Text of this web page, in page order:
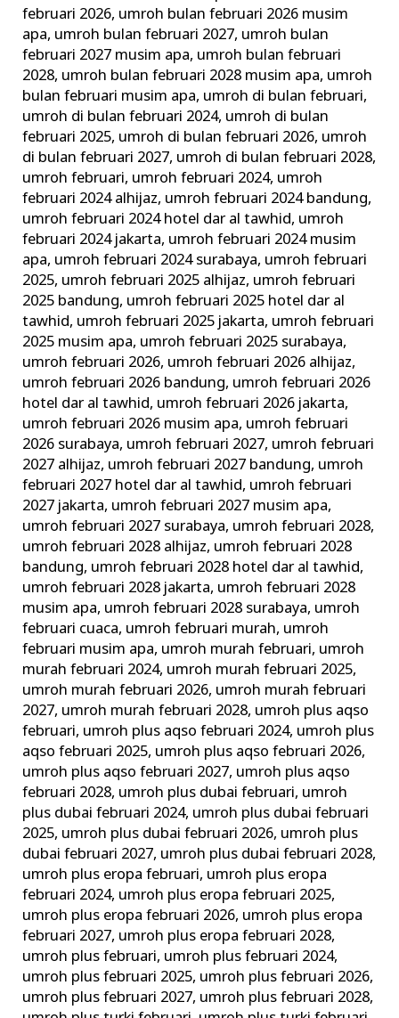
februari 2026, umroh bulan februari 2026 musim
apa, umroh bulan februari 2027, umroh bulan
februari 2027 musim apa, umroh bulan februari
2028, umroh bulan februari 2028 musim apa, umroh
bulan februari musim apa, umroh di bulan februari,
umroh di bulan februari 2024, umroh di bulan
februari 2025, umroh di bulan februari 2026, umroh
di bulan februari 2027, umroh di bulan februari 2028,
umroh februari, umroh februari 2024, umroh
februari 2024 alhijaz, umroh februari 2024 bandung,
umroh februari 2024 hotel dar al tawhid, umroh
februari 2024 jakarta, umroh februari 2024 musim
apa, umroh februari 2024 surabaya, umroh februari
2025, umroh februari 2025 alhijaz, umroh februari
2025 bandung, umroh februari 2025 hotel dar al
tawhid, umroh februari 2025 jakarta, umroh februari
2025 musim apa, umroh februari 2025 surabaya,
umroh februari 2026, umroh februari 2026 alhijaz,
umroh februari 2026 bandung, umroh februari 2026
hotel dar al tawhid, umroh februari 2026 jakarta,
umroh februari 2026 musim apa, umroh februari
2026 surabaya, umroh februari 2027, umroh februari
2027 alhijaz, umroh februari 2027 bandung, umroh
februari 2027 hotel dar al tawhid, umroh februari
2027 jakarta, umroh februari 2027 musim apa,
umroh februari 2027 surabaya, umroh februari 2028,
umroh februari 2028 alhijaz, umroh februari 2028
bandung, umroh februari 2028 hotel dar al tawhid,
umroh februari 2028 jakarta, umroh februari 2028
musim apa, umroh februari 2028 surabaya, umroh
februari cuaca, umroh februari murah, umroh
februari musim apa, umroh murah februari, umroh
murah februari 2024, umroh murah februari 2025,
umroh murah februari 2026, umroh murah februari
2027, umroh murah februari 2028, umroh plus aqso
februari, umroh plus aqso februari 2024, umroh plus
aqso februari 2025, umroh plus aqso februari 2026,
umroh plus aqso februari 2027, umroh plus aqso
februari 2028, umroh plus dubai februari, umroh
plus dubai februari 2024, umroh plus dubai februari
2025, umroh plus dubai februari 2026, umroh plus
dubai februari 2027, umroh plus dubai februari 2028,
umroh plus eropa februari, umroh plus eropa
februari 2024, umroh plus eropa februari 2025,
umroh plus eropa februari 2026, umroh plus eropa
februari 2027, umroh plus eropa februari 2028,
umroh plus februari, umroh plus februari 2024,
umroh plus februari 2025, umroh plus februari 2026,
umroh plus februari 2027, umroh plus februari 2028,